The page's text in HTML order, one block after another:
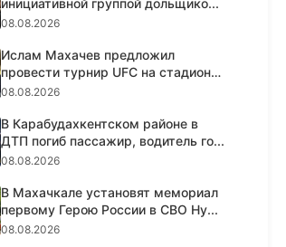
инициативной группой дольщико...
08.08.2026
Ислам Махачев предложил
провести турнир UFC на стадионе
«Дин...
08.08.2026
В Карабудахкентском районе в
ДТП погиб пассажир, водитель го...
08.08.2026
В Махачкале установят мемориал
первому Герою России в СВО Ну...
08.08.2026